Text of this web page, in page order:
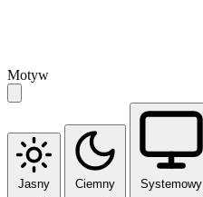
Motyw
Jasny Ciemny Systemowy